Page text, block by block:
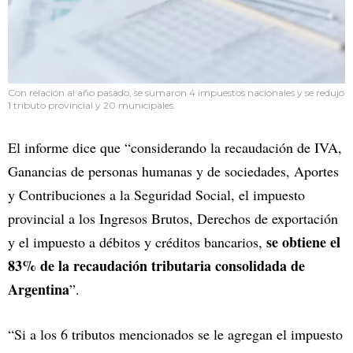
Con relación al año pasado, se sumaron 4 impuestos nacionales y se redujo
1 tributo provincial y 20 municipales.
El informe dice que “considerando la recaudación de IVA,
Ganancias de personas humanas y de sociedades, Aportes
y Contribuciones a la Seguridad Social, el impuesto
provincial a los Ingresos Brutos, Derechos de exportación
y el impuesto a débitos y créditos bancarios, se obtiene el
83% de la recaudación tributaria consolidada de
Argentina”.
“Si a los 6 tributos mencionados se le agregan el impuesto